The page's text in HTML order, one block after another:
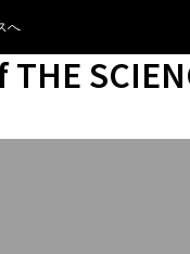
へ
THE